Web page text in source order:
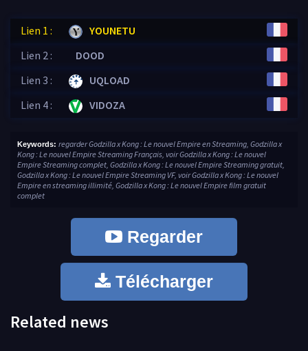
Lien 1 :
YOUNETU
Lien 2 :
DOOD
Lien 3 :
UQLOAD
Lien 4 :
VIDOZA
Keywords: regarder Godzilla x Kong : Le nouvel Empire en Streaming, Godzilla x
Kong : Le nouvel Empire Streaming Français, voir Godzilla x Kong : Le nouvel
Empire Streaming complet, Godzilla x Kong : Le nouvel Empire Streaming gratuit,
Godzilla x Kong : Le nouvel Empire Streaming VF, voir Godzilla x Kong : Le nouvel
Empire en streaming illimité, Godzilla x Kong : Le nouvel Empire film gratuit
complet
Regarder
Télécharger
Related news